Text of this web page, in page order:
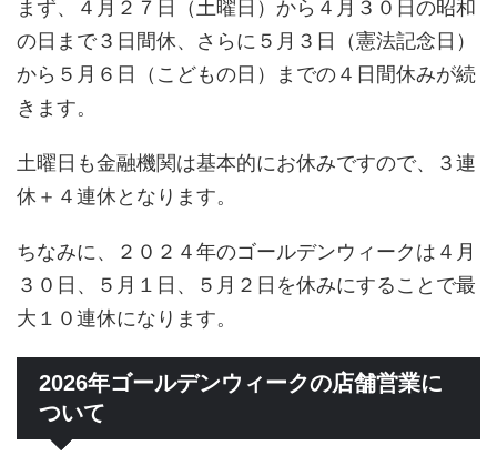
まず、４月２７日（土曜日）から４月３０日の昭和
の日まで３日間休、さらに５月３日（憲法記念日）
から５月６日（こどもの日）までの４日間休みが続
きます。
土曜日も金融機関は基本的にお休みですので、３連
休＋４連休となります。
ちなみに、２０２４年のゴールデンウィークは４月
３０日、５月１日、５月２日を休みにすることで最
大１０連休になります。
2026年ゴールデンウィークの店舗営業に
ついて